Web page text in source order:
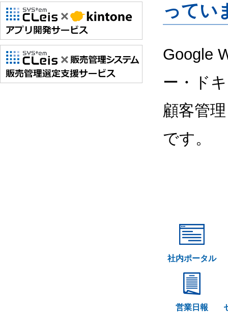
ってい
Google
ー・ド
顧客管
です。
社内ポータル
営業日報